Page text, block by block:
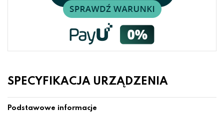
SPECYFIKACJA URZĄDZENIA
Podstawowe informacje